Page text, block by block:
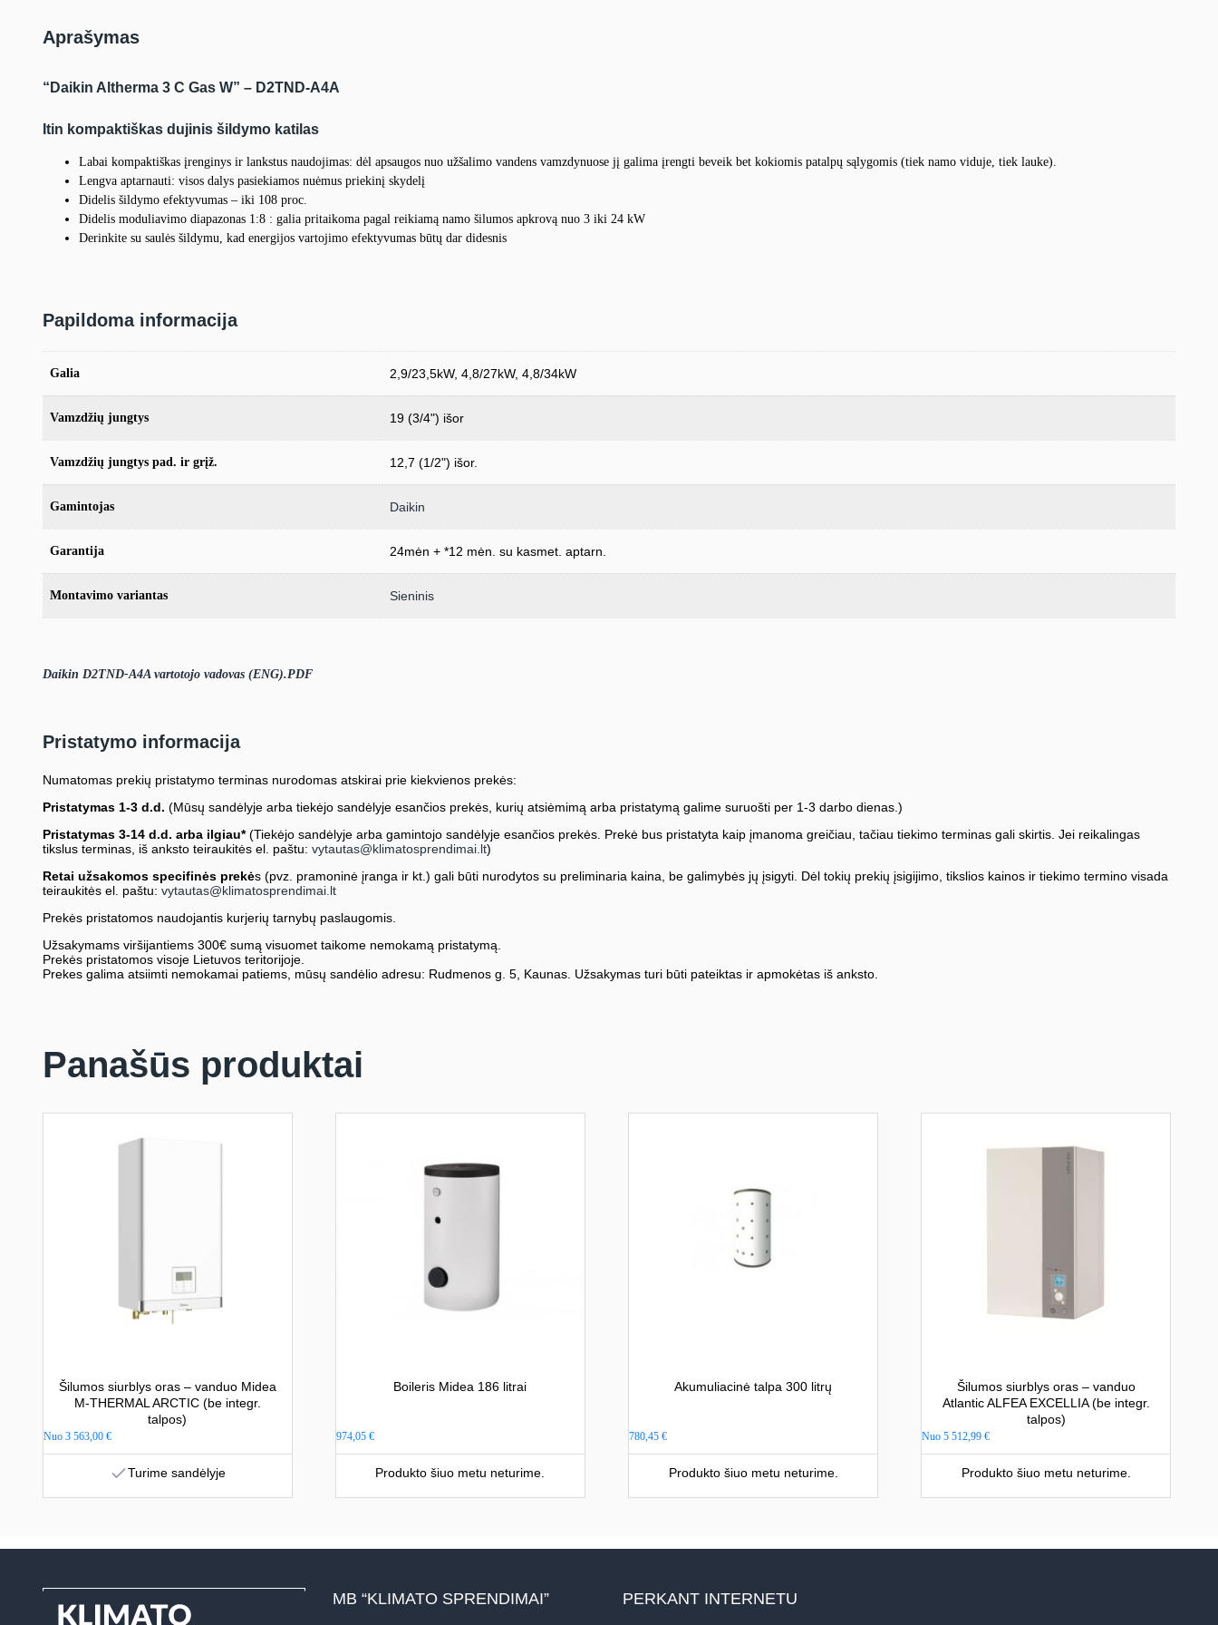
Aprašymas
“Daikin Altherma 3 C Gas W” – D2TND-A4A
Itin kompaktiškas dujinis šildymo katilas
Labai kompaktiškas įrenginys ir lankstus naudojimas: dėl apsaugos nuo užšalimo vandens vamzdynuose jį galima įrengti beveik bet kokiomis patalpų sąlygomis (tiek namo viduje, tiek lauke).
Lengva aptarnauti: visos dalys pasiekiamos nuėmus priekinį skydelį
Didelis šildymo efektyvumas – iki 108 proc.
Didelis moduliavimo diapazonas 1:8 : galia pritaikoma pagal reikiamą namo šilumos apkrovą nuo 3 iki 24 kW
Derinkite su saulės šildymu, kad energijos vartojimo efektyvumas būtų dar didesnis
Papildoma informacija
Galia 2,9/23,5kW, 4,8/27kW, 4,8/34kW
Vamzdžių jungtys 19 (3/4") išor
Vamzdžių jungtys pad. ir grįž. 12,7 (1/2") išor.
Gamintojas Daikin
Garantija 24mėn + *12 mėn. su kasmet. aptarn.
Montavimo variantas Sieninis
Daikin D2TND-A4A vartotojo vadovas (ENG).PDF
Pristatymo informacija
Numatomas prekių pristatymo terminas nurodomas atskirai prie kiekvienos prekės:
Pristatymas 1-3 d.d. (Mūsų sandėlyje arba tiekėjo sandėlyje esančios prekės, kurių atsiėmimą arba pristatymą galime suruošti per 1-3 darbo dienas.)
Pristatymas 3-14 d.d. arba ilgiau*(Tiekėjo sandėlyje arba gamintojo sandėlyje esančios prekės. Prekė bus pristatyta kaip įmanoma greičiau, tačiau tiekimo terminas gali skirtis. Jei reikalingas
tikslus terminas, iš anksto teiraukitės el. paštu: vytautas@klimatosprendimai.lt)
Retai užsakomos specifinės prekės (pvz. pramoninė įranga ir kt.) gali būti nurodytos su preliminaria kaina, be galimybės jų įsigyti. Dėl tokių prekių įsigijimo, tikslios kainos ir tiekimo termino visada
teiraukitės el. paštu: vytautas@klimatosprendimai.lt
Prekės pristatomos naudojantis kurjerių tarnybų paslaugomis.
Užsakymams viršijantiems 300€ sumą visuomet taikome nemokamą pristatymą.
Prekės pristatomos visoje Lietuvos teritorijoje.
Prekes galima atsiimti nemokamai patiems, mūsų sandėlio adresu: Rudmenos g. 5, Kaunas. Užsakymas turi būti pateiktas ir apmokėtas iš anksto.
Panašūs produktai
Šilumos siurblys oras – vanduo Midea
M-THERMAL ARCTIC (be integr.
talpos)
Nuo 3 563,00 €
Turime sandėlyje
Boileris Midea 186 litrai
974,05€
Produkto šiuo metu neturime.
Akumuliacinė talpa 300 litrų
780,45€
Produkto šiuo metu neturime.
Šilumos siurblys oras – vanduo
Atlantic ALFEA EXCELLIA (be integr.
talpos)
Nuo5 512,99€
Produkto šiuo metu neturime.
MB “KLIMATO SPRENDIMAI” PERKANT INTERNETU